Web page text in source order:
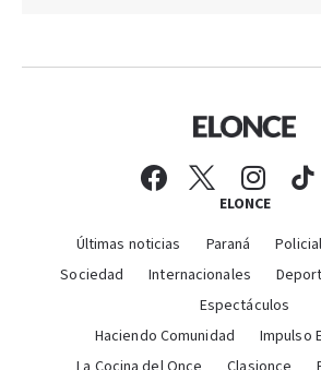
ELONCE
Últimas noticias Paraná
Sociedad
Internacionales
Espectáculos
Haciendo Comunidad
Impulso